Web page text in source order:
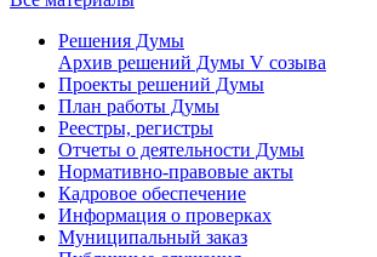
Решения Думы
Архив решений Думы V созыва
Проекты решений Думы
План работы Думы
Реестры, регистры
Отчеты о деятельности Думы
Нормативно-правовые акты
Кадровое обеспечение
Информация о проверках
Муниципальный заказ